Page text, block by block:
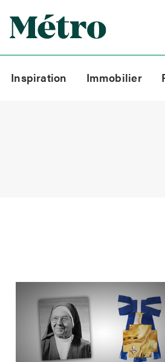
Inspiration Immobilier